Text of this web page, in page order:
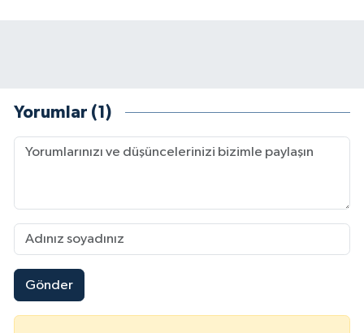
Yorumlar (1)
Gönder